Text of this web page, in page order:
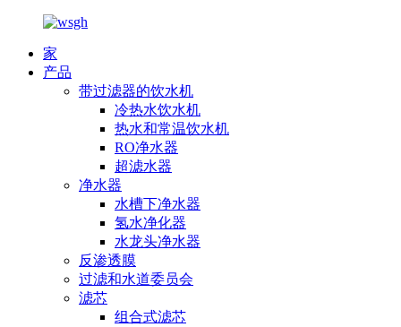
家
产品
带过滤器的饮水机
冷热水饮水机
热水和常温饮水机
RO净水器
超滤水器
净水器
水槽下净水器
氢水净化器
水龙头净水器
反渗透膜
过滤和水道委员会
滤芯
组合式滤芯